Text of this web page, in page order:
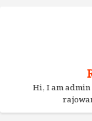
Hi, I am